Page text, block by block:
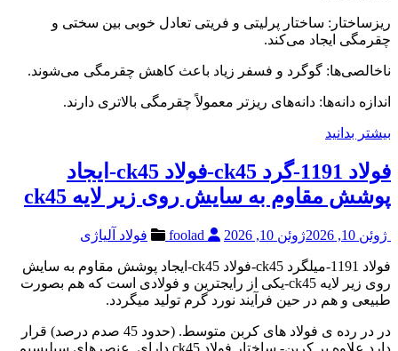
ریزساختار: ساختار پرلیتی و فریتی تعادل خوبی بین سختی و
چقرمگی ایجاد می‌کند.
ناخالصی‌ها: گوگرد و فسفر زیاد باعث کاهش چقرمگی می‌شوند.
اندازه دانه‌ها: دانه‌های ریزتر معمولاً چقرمگی بالاتری دارند.
بیشتر بدانید
فولاد 1191-گرد ck45-فولاد ck45-ایجاد
پوشش مقاوم به سایش روی زیر لایه ck45
ژوئن 10, 2026 ژوئن 10, 2026 فولاد آلیاژی
فولاد 1191-میلگرد ck45-فولاد ck45-ایجاد پوشش مقاوم به سایش
روی زیر لایه ck45-یکی از رایجترین و فولادی است که هم بصورت
طبیعی و هم در حین فرآیند نورد گرم تولید میگردد.
در در رده ی فولاد های کربن متوسط. (حدود 45 صدم درصد) قرار
دارد.علاوه بر کربن- ساختار فولاد ck45 دارای .عنصرهای سیلیسیم